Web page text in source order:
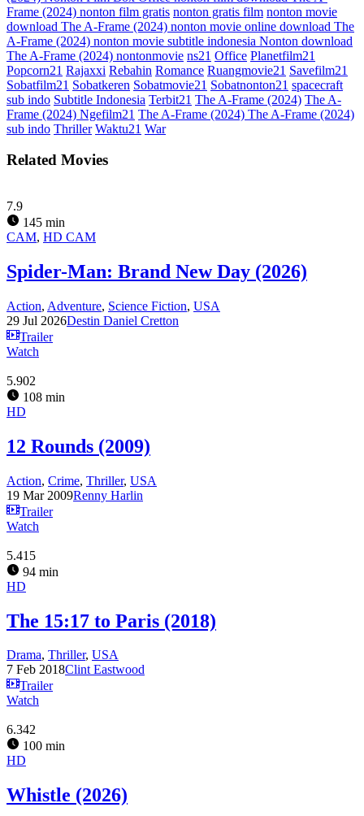
Frame (2024) nonton film gratis nonton gratis film nonton movie
download The A-Frame (2024) nonton movie online download The
A-Frame (2024) nonton movie subtitle indonesia Nonton download
The A-Frame (2024) nontonmovie ns21 Office Planetfilm21
Popcorn21 Rajaxxi Rebahin Romance Ruangmovie21 Savefilm21
Sobatfilm21 Sobatkeren Sobatmovie21 Sobatnonton21 spacecraft
sub indo Subtitle Indonesia Terbit21 The A-Frame (2024) The A-
Frame (2024) Ngefilm21 The A-Frame (2024) The A-Frame (2024)
sub indo Thriller Waktu21 War
Related Movies
7.9
145 min
CAM, HD CAM
Spider-Man: Brand New Day (2026)
Action, Adventure, Science Fiction, USA
29 Jul 2026Destin Daniel Cretton
Trailer
Watch
5.902
108 min
HD
12 Rounds (2009)
Action, Crime, Thriller, USA
19 Mar 2009Renny Harlin
Trailer
Watch
5.415
94 min
HD
The 15:17 to Paris (2018)
Drama, Thriller, USA
7 Feb 2018Clint Eastwood
Trailer
Watch
6.342
100 min
HD
Whistle (2026)